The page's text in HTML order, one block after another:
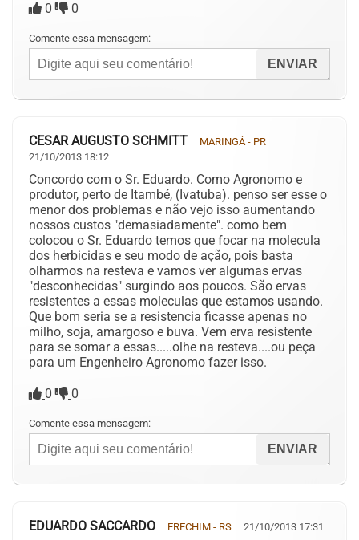
0 0
Comente essa mensagem:
CESAR AUGUSTO SCHMITT
MARINGÁ - PR
21/10/2013 18:12
Concordo com o Sr. Eduardo. Como Agronomo e
produtor, perto de Itambé, (Ivatuba). penso ser esse o
menor dos problemas e não vejo isso aumentando
nossos custos "demasiadamente". como bem
colocou o Sr. Eduardo temos que focar na molecula
dos herbicidas e seu modo de ação, pois basta
olharmos na resteva e vamos ver algumas ervas
"desconhecidas" surgindo aos poucos. São ervas
resistentes a essas moleculas que estamos usando.
Que bom seria se a resistencia ficasse apenas no
milho, soja, amargoso e buva. Vem erva resistente
para se somar a essas.....olhe na resteva....ou peça
para um Engenheiro Agronomo fazer isso.
0 0
Comente essa mensagem:
EDUARDO SACCARDO ERECHIM - RS 21/10/2013 17:31